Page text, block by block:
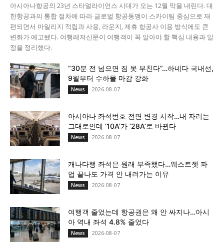
아시아나항공의 23년 스타얼라이언스 시대가 오는 12월 막을 내린다. 대
한항공과의 통합 절차에 따라 글로벌 항공동맹이 스카이팀 중심으로 재
편되면서 마일리지 적립과 사용, 라운지, 제휴 항공사 이용 방식에도 큰
변화가 예고됐다. 여행레저신문이 여행객이 꼭 알아야 할 핵심 내용과 일
정을 정리했다.
“30분 전 넘으면 짐 못 부친다”…하네다 국내선,
9월부터 수하물 마감 강화
News 2026-08-07
아시아나 좌석번호 전면 변경 시작…내 자리는
그대로인데 ‘10A’가 ‘28A’로 바뀐다
News 2026-08-07
캐나다행 좌석은 원래 부족했다…웨스트젯 파
업 끝나도 가격 안 내려가는 이유
News 2026-08-07
여행객 줄었는데 항공권은 왜 안 싸지나…아시
아 역내 좌석 4.8% 줄었다
News 2026-08-07